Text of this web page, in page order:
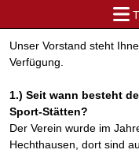
Unser Vorstand steht
Verfügung.
1.) Seit wann besteht
Sport-Stätten?
Der Verein wurde im
Hechthausen, dort sind